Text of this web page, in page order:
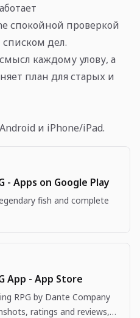
спокойной проверкой
дел.
каждому улову, а
план для старых и
и iPhone/iPad.
- Apps on Google Play
fish and complete
App - App Store
RPG by Dante Company
ratings and reviews,